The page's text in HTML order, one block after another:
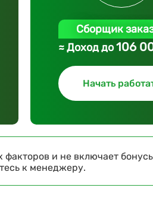
Сборщик
≈ Доход до106
Начать
и не включает
к менеджеру.